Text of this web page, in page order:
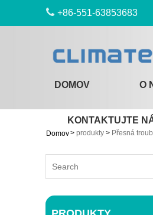
+86-551-63853683
DOMOV O
KONTAKTUJTE
Domov> produkty > Přesná